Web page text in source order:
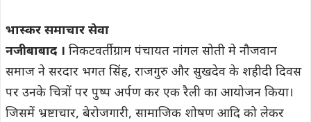
भास्कर समाचार सेवा
नजीबाबाद । निकटवर्ती ग्राम पंचायत नांगल सोती मे नौजवान
समाज ने सरदार भगत सिंह, राजगुरु और सुखदेव के शहीदी दिवस
पर उनके चित्रों पर पुष्प अर्पण कर एक रैली का आयोजन किया।
जिसमें भ्रष्टाचार, बेरोजगारी, सामाजिक शोषण आदि को लेकर